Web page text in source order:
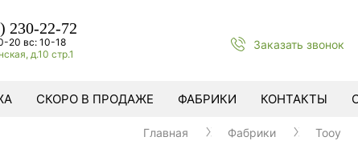
230-22-72
20 вс: 10-18
д.10 стр.1
Заказать звонок
СКОРО В ПРОДАЖЕ ФАБРИКИ КОНТАКТЫ
Главная Фабрики Tooy